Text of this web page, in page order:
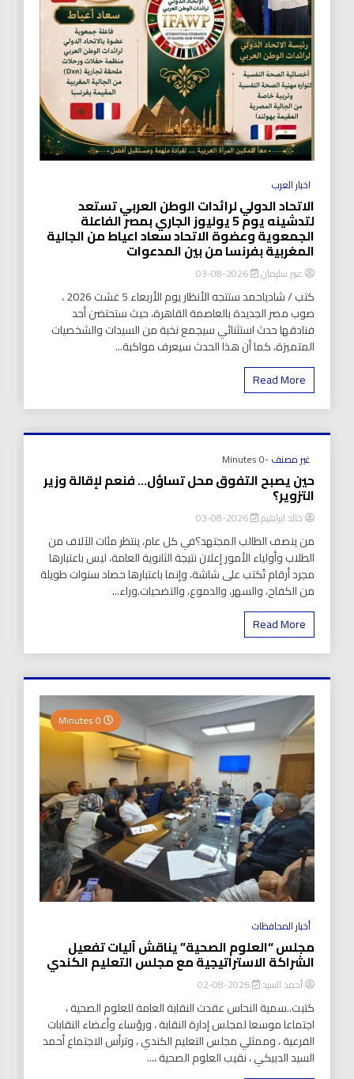
اخبار العرب
الاتحاد الدولي لرائدات الوطن العربي تستعد
لتدشينه يوم 5 يوليوز الجاري بمصر الفاعلة
الجمعوية وعضوة الاتحاد سعاد اعياط من الجالية
المغربية بفرنسا من بين المدعوات
عبير سليمان 2026-08-03
كتب / شادياحمد ستتجه الأنظار يوم الأربعاء 5 غشت 2026 ،
صوب مصر الجديدة بالعاصمة القاهرة، حيث ستحتضن أحد
فنادقها حدث استثنائي سيجمع نخبة من السيدات والشخصيات
المتميزة، كما أن هذا الحدث سيعرف مواكبة...
Read More
غير مصنف-0 Minutes
حين يصبح التفوق محل تساؤل… فنعم لإقالة وزير
التزوير؟
خالد ابراهيم 2026-08-03
من ينصف الطالب المجتهد؟في كل عام، ينتظر مئات الآلاف من
الطلاب وأولياء الأمور إعلان نتيجة الثانوية العامة، ليس باعتبارها
مجرد أرقام تُكتب على شاشة، وإنما باعتبارها حصاد سنوات طويلة
من الكفاح، والسهر، والدموع، والتضحيات.وراء...
Read More
أخبار المحافظات
مجلس “العلوم الصحية” يناقش آليات تفعيل
الشراكة الاستراتيجية مع مجلس التعليم الكندي
أحمد السيد 2026-08-02
كتبت..سمية النحاس عقدت النقابة العامة للعلوم الصحية ،
اجتماعا موسعا لمجلس إدارة النقابة ، ورؤساء وأعضاء النقابات
الفرعية ، وممثلي مجلس التعليم الكندي ، وترأس الاجتماع أحمد
السيد الدبيكي ، نقيب العلوم الصحية ،...